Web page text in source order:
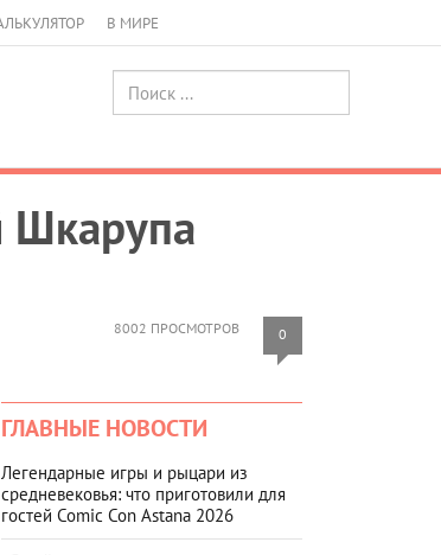
В МИРЕ
Шкарупа
8002 ПРОСМОТРОВ 0
ГЛАВНЫЕ НОВОСТИ
Легендарные игры и рыцари из
средневековья: что приготовили для
гостей Comic Con Astana 2026